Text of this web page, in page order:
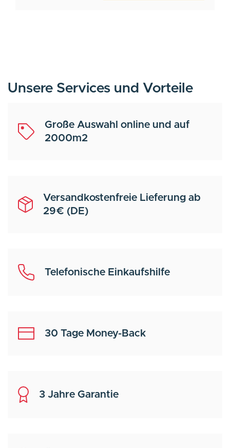
Unsere Services und Vorteile
Große Auswahl online und auf
2000m2
Versandkostenfreie Lieferung ab
29€ (DE)
Telefonische Einkaufshilfe
30 Tage Money-Back
3 Jahre Garantie